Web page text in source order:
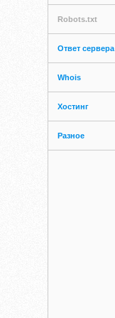
Robots.txt
Ответ сервера
Whois
Хостинг
Разное